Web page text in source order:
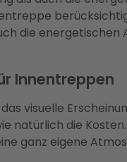
die energetischen
Innentreppen
visuelle
natürlich die Kosten.
ganz eigene